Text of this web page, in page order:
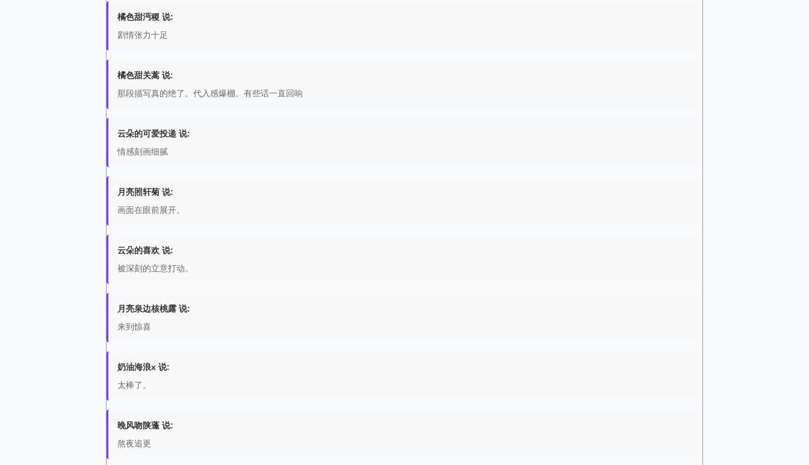
橘色甜沔稷 说:
剧情张力十足
橘色甜关蒿 说:
那段描写真的绝了。代入感爆棚。有些话一直回响
云朵的可爱投递 说:
情感刻画细腻
月亮照轩菊 说:
画面在眼前展开。
云朵的喜欢 说:
被深刻的立意打动。
月亮泉边核桃露 说:
来到惊喜
奶油海浪x 说:
太棒了。
晚风吻陕蓬 说:
熬夜追更